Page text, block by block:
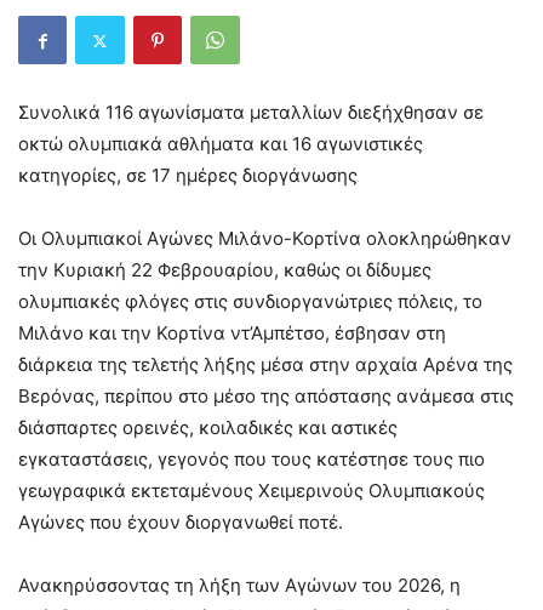
Συνολικά 116 αγωνίσματα μεταλλίων διεξήχθησαν σε
οκτώ ολυμπιακά αθλήματα και 16 αγωνιστικές
κατηγορίες, σε 17 ημέρες διοργάνωσης
Οι Ολυμπιακοί Αγώνες Μιλάνο-Κορτίνα ολοκληρώθηκαν
την Κυριακή 22 Φεβρουαρίου, καθώς οι δίδυμες
ολυμπιακές φλόγες στις συνδιοργανώτριες πόλεις, το
Μιλάνο και την Κορτίνα ντ’Αμπέτσο, έσβησαν στη
διάρκεια της τελετής λήξης μέσα στην αρχαία Αρένα της
Βερόνας, περίπου στο μέσο της απόστασης ανάμεσα στις
διάσπαρτες ορεινές, κοιλαδικές και αστικές
εγκαταστάσεις, γεγονός που τους κατέστησε τους πιο
γεωγραφικά εκτεταμένους Χειμερινούς Ολυμπιακούς
Αγώνες που έχουν διοργανωθεί ποτέ.
Ανακηρύσσοντας τη λήξη των Αγώνων του 2026, η